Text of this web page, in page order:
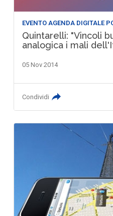
EVENTO AGENDA DIGITALE
Quintarelli: "Vincoli
analogica i mali
05 Nov 2014
Condividi